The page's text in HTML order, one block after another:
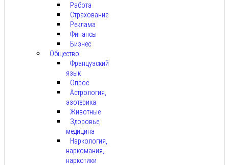
Работа
Страхование
Реклама
Финансы
Бизнес
Общество
Французский
язык
Опрос
Астрология,
эзотерика
Животные
Здоровье,
медицина
Наркология,
наркомания,
наркотики